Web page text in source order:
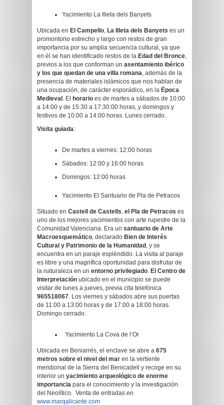
Yacimiento La Illeta dels Banyets
Ubicada en El Campello, La Illeta dels Banyets es un
promontorio estrecho y largo con restos de gran
importancia por su amplia secuencia cultural, ya que
en él se han identificado restos de la Edad del Bronce,
previos a los que conforman un asentamiento ibérico
y los que quedan de una villa romana, además de la
presencia de materiales islámicos que nos hablan de
una ocupación, de carácter esporádico, en la Época
Medieval . El horario es de martes a sábados de 10:00
a 14:00 y de 15:30 a 17:30:00 horas, y domingos y
festivos de 10:00 a 14:00 horas. Lunes cerrado.
Visita guiada:
De martes a viernes: 12:00 horas
Sábados: 12:00 y 16:00 horas
Domingos: 12:00 horas
Yacimiento El Santuario de Pla de Petracos
Situado en Castell de Castells, el Pla de Petracos es
uno de los mejores yacimientos con arte rupestre de la
Comunidad Valenciana. Era un santuario de Arte
Macroesquemático, declarado Bien de Interés
Cultural y Patrimonio de la Humanidad , y se
encuentra en un paraje espléndido. La visita al paraje
es libre y una magnífica oportunidad para disfrutar de
la naturaleza en un entorno privilegiado. El Centro de
Interpretación ubicado en el municipio se puede
visitar de lunes a jueves, previa cita telefónica
965518067. Los viernes y sábados abre sus puertas
de 11:00 a 13:00 horas y de 17:00 a 18:00 horas.
Domingo cerrado.
Yacimiento La Cova de l’Or
Ubicada en Beniarrés, el enclave se abre a 675
metros sobre el nivel del mar en la vertiente
meridional de la Sierra del Benicadell y recoge en su
interior un yacimiento arqueológico de enorme
importancia para el conocimiento y la investigación
del Neolítico. Venta de entradas en
www.marqalicante.com